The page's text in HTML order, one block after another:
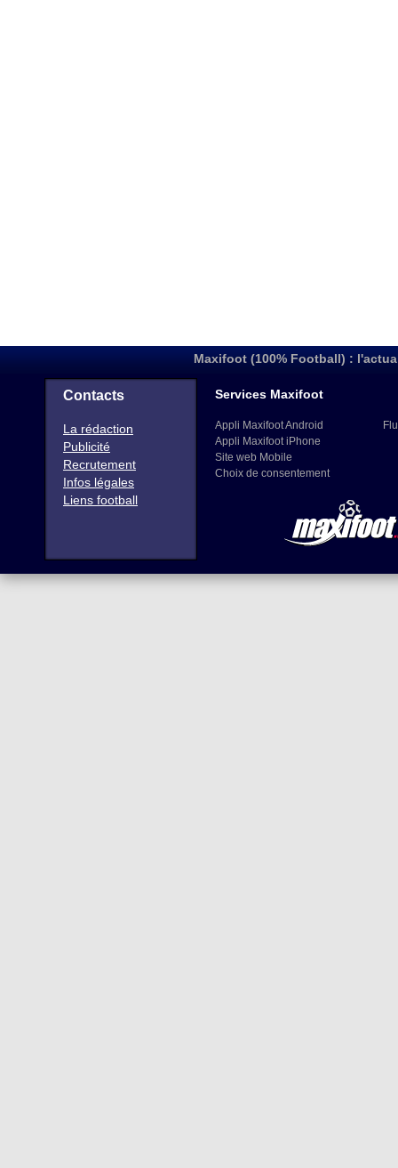
Maxifoot (100% Football) :
Contacts
La rédaction
Publicité
Recrutement
Infos légales
Liens football
Services Maxifoot
Appli Maxifoot Android
Appli Maxifoot iPhone
Site web Mobile
Choix de consentement